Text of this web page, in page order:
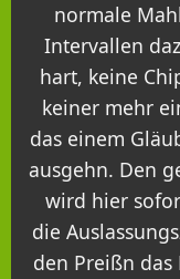
normale
Intervallen
hart, keine
keiner mehr
das einem
ausgehn. Den
wird hier
die
den Preißn das